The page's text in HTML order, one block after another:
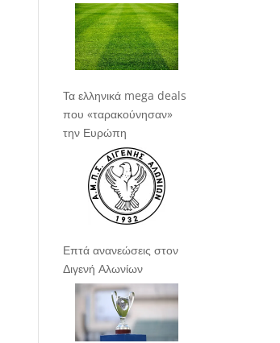
Τα ελληνικά mega deals
που «ταρακούνησαν»
την Ευρώπη
Επτά ανανεώσεις στον
Διγενή Αλωνίων